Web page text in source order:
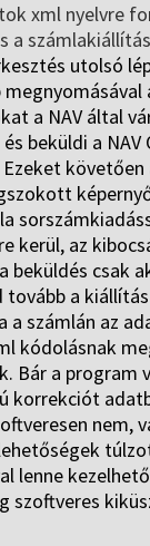
xml nyelvre
a számlakiállítás
utolsó
a NAV által
beküldi a NAV
Ezeket
kerül, az
beküldés csak
tovább a
a számlán az
kódolásnak
Bár a program
korrekciót
nem,
lenne
szoftveres